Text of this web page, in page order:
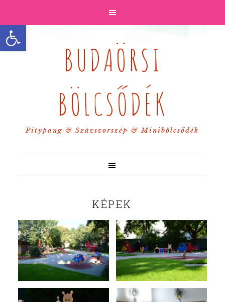
Eszköztár megnyitása
BUDAÖRSI
BÖLCSŐDÉK
Pitypang & Százszorszép & Minibölcsődék
KÉPEK